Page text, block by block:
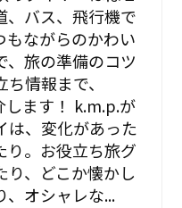
、バス、飛行機で
もながらのかわい
、旅の準備のコツ
情報まで、
ます！ k.m.p.が
は、変化があった
り。お役立ち旅グ
り、どこか懐かし
、オシャレな...